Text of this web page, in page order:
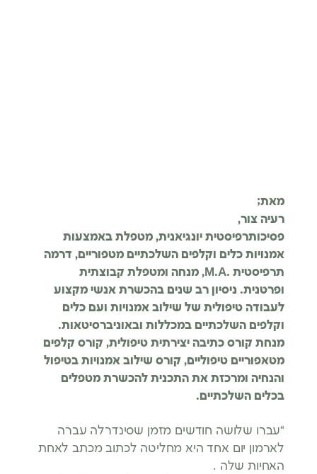
מאת;
רעיה צור,
פסיכותרפיסטית יונגיאנית, מטפלת באמצעות
אמנויות כלים וקלפים השלכתיים מטפוריים, דרמה
תרפיסטית .M.A, מנחה ומטפלת קבוצתית
ופרטנית. ניסיון רב שנים בהכשרת אנשי מקצוע
לעבודה טיפולית של שילוב אמנויות ועם כלים
וקלפים השלכתיים במכללות ובאוניברסיטאות.
מנחת קורס כתיבה יצירתית טיפולית, קורס קלפים
מטאפוריים טיפוליים, קורס שילוב אמנויות בטיפול
והנחיה ומרכזת את התכנית להכשרת מטפלים
בכלים השלכתיים.
“עברו שלושה חודשים מזמן שסינדרלה עברה
לארמון יום אחד היא מחליטה לכתוב מכתב לאחת
האחיות שלה .